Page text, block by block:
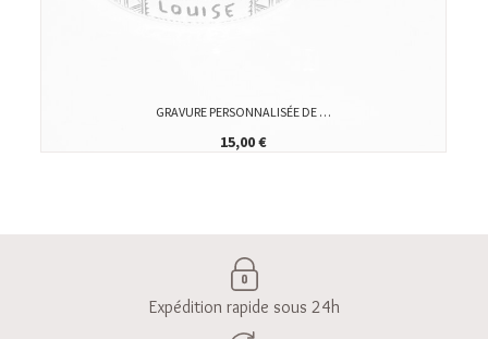
GRAVURE PERSONNALISÉE DE …
15,00 €
Expédition rapide sous 24h